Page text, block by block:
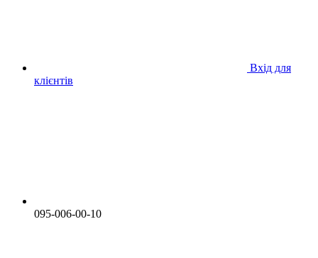
Вхід для
клієнтів
095-006-00-10